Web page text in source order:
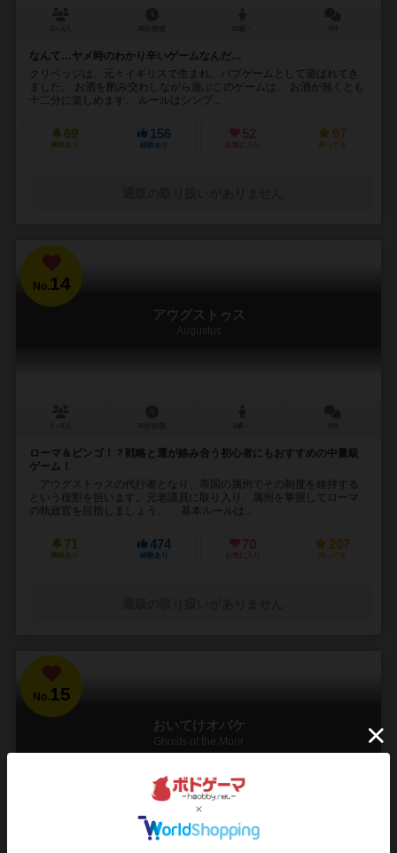
なんて…ヤメ時のわかり辛いゲームなんだ…
クリベッジは、元々イギリスで生まれ、パブゲームとして遊ばれてき
ました。 お酒を酌み交わしながら遊ぶこのゲームは、 お酒が無くとも
十二分に楽しめます。 ルールはシンプ...
69
興味あり
156
経験あり
52
お気に入り
97
持ってる
No.14
アウグストゥス
Augustus
ローマ＆ビンゴ！？戦略と運が絡み合う初心者にもおすすめの中量級
ゲーム！
アウグストゥスの代行者となり、帝国の属州でその制度を維持する
という役割を担います。元老議員に取り入り、属州を掌握してローマ
の執政官を目指しましょう。 基本ルールは...
71
興味あり
474
経験あり
70
お気に入り
207
持ってる
No.15
おいてけオバケ
Ghosts of the Moor
20～30分 8歳～